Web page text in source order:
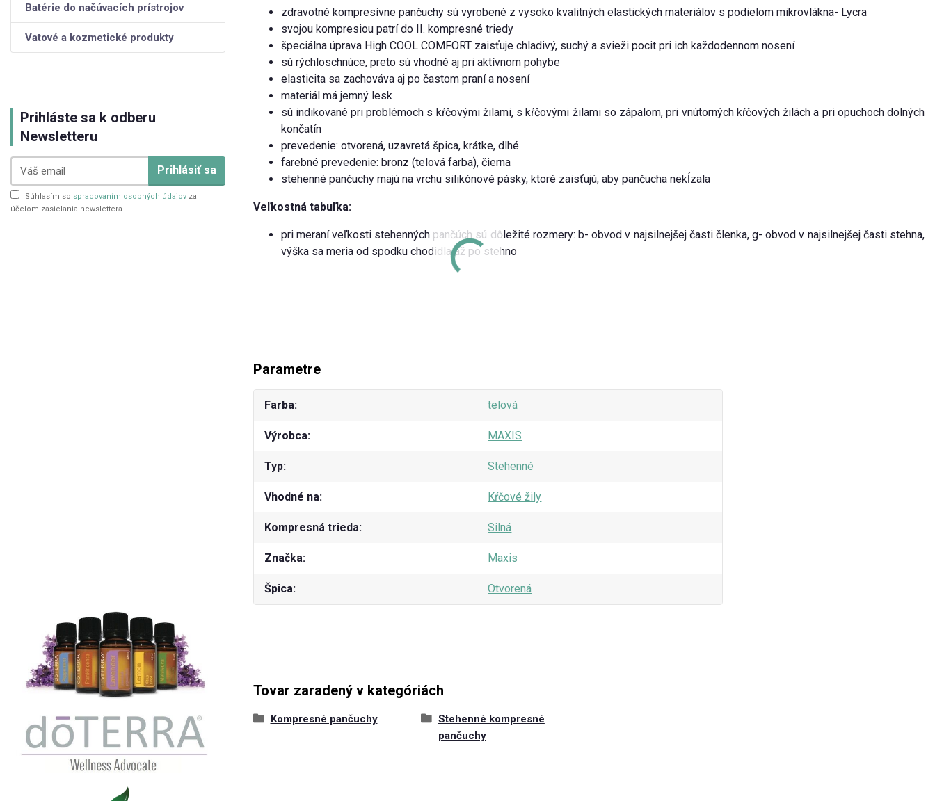
Batérie do načúvacích prístrojov
Vatové a kozmetické produkty
Prihláste sa k odberu
Newsletteru
Prihlásiť sa
Súhlasím so spracovaním osobných údajov za
účelom zasielania newslettera.
zdravotné kompresívne pančuchy sú vyrobené z vysoko kvalitných elastických materiálov s podielom mikrovlákna- Lycra
svojou kompresiou patrí do II. kompresné triedy
špeciálna úprava High COOL COMFORT zaisťuje chladivý, suchý a svieži pocit pri ich každodennom nosení
sú rýchloschnúce, preto sú vhodné aj pri aktívnom pohybe
elasticita sa zachováva aj po častom praní a nosení
materiál má jemný lesk
sú indikované pri problémoch s kŕčovými žilami, s kŕčovými žilami so zápalom, pri vnútorných kŕčových žilách a pri opuchoch dolných
končatín
prevedenie: otvorená, uzavretá špica, krátke, dlhé
farebné prevedenie: bronz (telová farba), čierna
stehenné pančuchy majú na vrchu silikónové pásky, ktoré zaisťujú, aby pančucha nekĺzala
Veľkostná tabuľka:
pri meraní veľkosti stehenných pančúch sú dôležité rozmery: b- obvod v najsilnejšej časti členka, g- obvod v najsilnejšej časti stehna,
výška sa meria od spodku chodidla až po stehno
Parametre
Farba telová
Výrobca MAXIS
Typ Stehenné
Vhodné na Kŕčové žily
Kompresná trieda Silná
Značka Maxis
Špica Otvorená
Tovar zaradený v kategóriách
Kompresné pančuchy
Stehenné kompresné
pančuchy